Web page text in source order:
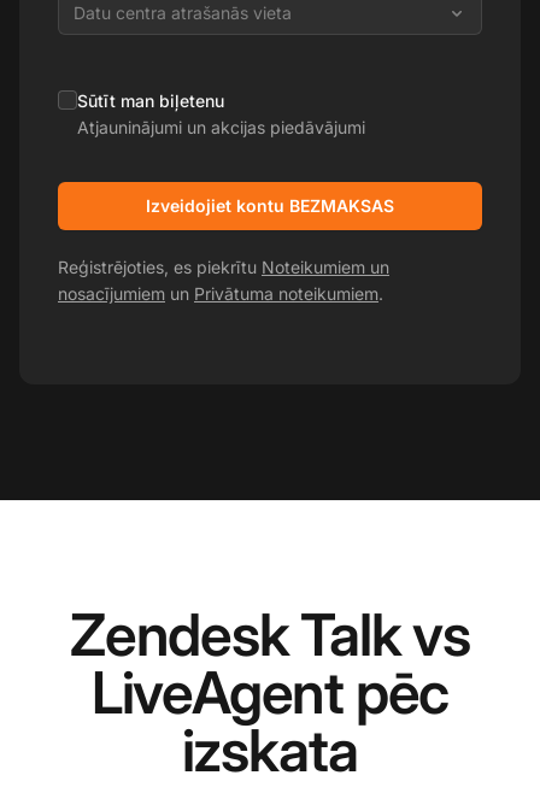
Datu centra atrašanās vieta
Sūtīt man biļetenu
Atjauninājumi un akcijas piedāvājumi
Izveidojiet kontu BEZMAKSAS
Reģistrējoties, es piekrītu Noteikumiem un
nosacījumiem un Privātuma noteikumiem.
Zendesk Talk vs
LiveAgent pēc
izskata